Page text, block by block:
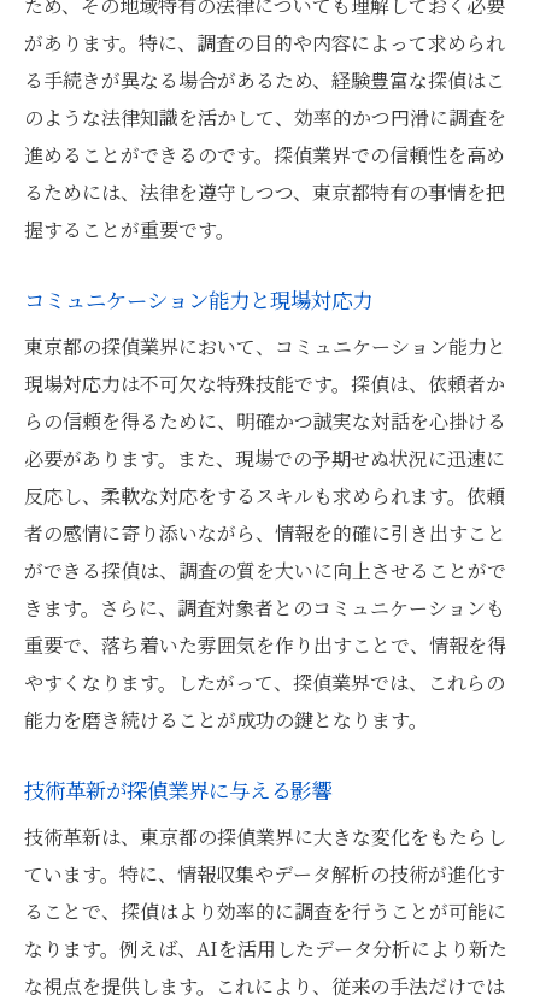
プロフェッショナリズムと倫理観
があります。特に、調査の目的や内容によって求められ
る手続きが異なる場合があるため、経験豊富な探偵はこ
のような法律知識を活かして、効率的かつ円滑に調査を
進めることができるのです。探偵業界での信頼性を高め
るためには、法律を遵守しつつ、東京都特有の事情を把
握することが重要です。
コミュニケーション能力と現場対応力
東京都の探偵業界において、コミュニケーション能力と
現場対応力は不可欠な特殊技能です。探偵は、依頼者か
らの信頼を得るために、明確かつ誠実な対話を心掛ける
必要があります。また、現場での予期せぬ状況に迅速に
反応し、柔軟な対応をするスキルも求められます。依頼
者の感情に寄り添いながら、情報を的確に引き出すこと
ができる探偵は、調査の質を大いに向上させることがで
きます。さらに、調査対象者とのコミュニケーションも
重要で、落ち着いた雰囲気を作り出すことで、情報を得
やすくなります。したがって、探偵業界では、これらの
能力を磨き続けることが成功の鍵となります。
技術革新が探偵業界に与える影響
技術革新は、東京都の探偵業界に大きな変化をもたらし
ています。特に、情報収集やデータ解析の技術が進化す
ることで、探偵はより効率的に調査を行うことが可能に
なります。例えば、AIを活用したデータ分析により新た
な視点を提供します。これにより、従来の手法だけでは